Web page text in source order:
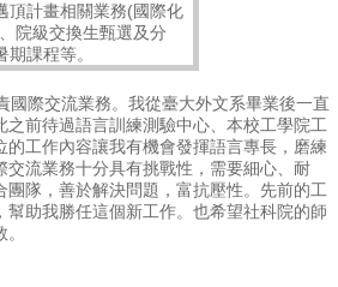
頂計畫相關業務(國際化
院級交換生甄選及分
期課程等。
際交流業務。我從臺大外文系畢業後一直
之前待過語言訓練測驗中心、本校工學院工
的工作內容讓我有機會發揮語言專長，磨練
交流業務十分具有挑戰性，需要細心、耐
團隊，善於解決問題，富抗壓性。先前的工
幫助我勝任這個新工作。也希望社科院的師